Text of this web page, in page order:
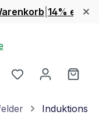
14% extra
Du hast 0